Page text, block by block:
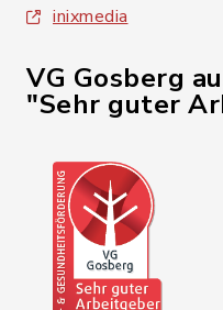
inixmedia
VG Gosberg
"Sehr guter